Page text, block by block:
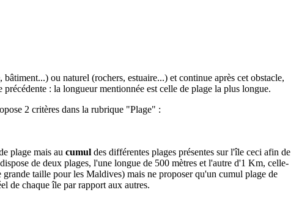
ou naturel (rochers, estuaire...) et continue après cet obstacle,
: la longueur mentionnée est celle de plage la plus longue.
2 critères dans la rubrique "Plage" :
plage mais au cumul des différentes plages présentes sur l'île ceci afin de
de deux plages, l'une longue de 500 mètres et l'autre d'1 Km, celle-
taille pour les Maldives) mais ne proposer qu'un cumul plage de
de chaque île par rapport aux autres.